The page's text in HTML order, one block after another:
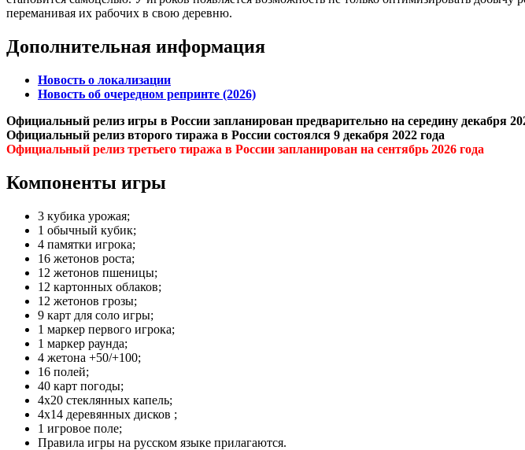
переманивая их рабочих в свою деревню.
Дополнительная информация
Новость о локализации
Новость об очередном репринте (2026)
Официальный релиз игры в России запланирован предварительно на середину декабря
Официальный релиз второго тиража в России состоялся 9 декабря 2022 года
Официальный релиз третьего тиража в России запланирован на сентябрь 2026 года
Компоненты игры
3 кубика урожая;
1 обычный кубик;
4 памятки игрока;
16 жетонов роста;
12 жетонов пшеницы;
12 картонных облаков;
12 жетонов грозы;
9 карт для соло игры;
1 маркер первого игрока;
1 маркер раунда;
4 жетона +50/+100;
16 полей;
40 карт погоды;
4х20 стеклянных капель;
4х14 деревянных дисков ;
1 игровое поле;
Правила игры на русском языке прилагаются.